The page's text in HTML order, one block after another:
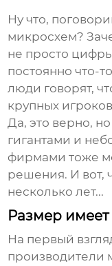
Ну что,
микросхем?
не просто
постоянно что-
люди говорят,
крупных
Да, это верно,
гигантами и
фирмами тоже
решения. И вот,
несколько лет...
Размер имеет
На первый
производители